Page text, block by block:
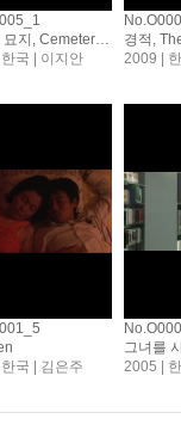
다정한 묘지, Cemetery of Minds
국 | 이지안
경적,
2009 |
국 | 김은주
그녀를
2005 |